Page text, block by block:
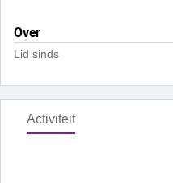
Over
Lid sinds
Activiteit